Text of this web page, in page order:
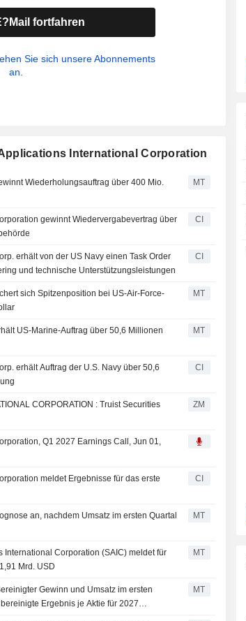
fortfahren
Sie sich unsere Abonnements
an.
International Corporation
Wiederholungsauftrag über 400 Mio.
MT
gewinnt Wiedervergabevertrag über
CI
erhält von der US Navy einen Task Order
und technische Unterstützungsleistungen
CI
sich Spitzenposition bei US-Air-Force-
MT
US-Marine-Auftrag über 50,6 Millionen
MT
erhält Auftrag der U.S. Navy über 50,6
CI
: Truist Securities
ZM
Q1 2027 Earnings Call, Jun 01,
meldet Ergebnisse für das erste
CI
an, nachdem Umsatz im ersten Quartal
MT
International Corporation (SAIC) meldet für
Mrd. USD
MT
Gewinn und Umsatz im ersten
Ergebnis je Aktie für 2027
MT